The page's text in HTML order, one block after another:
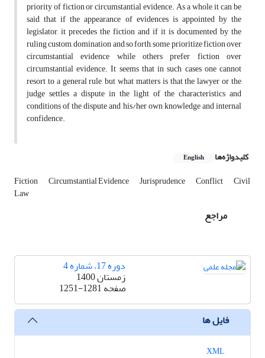
priority of fiction or circumstantial evidence. As a whole, it can be
said that if the appearance of evidences is appointed by the
legislator, it precedes the fiction and if it is documented by the
ruling custom, domination and so forth, some prioritize fiction over
circumstantial evidence while others prefer fiction over
circumstantial evidence. It seems that in such cases one cannot
resort to a general rule, but what matters is that the lawyer or the
judge settles a dispute in the light of the characteristics and
conditions of the dispute and his/her own knowledge and internal
confidence.
کلیدواژه‌ها English
Fiction Circumstantial Evidence Jurisprudence Conflict Civil
Law
مراجع
دوره 17، شماره 4
زمستان 1400
صفحه1251-1281
فایل ها